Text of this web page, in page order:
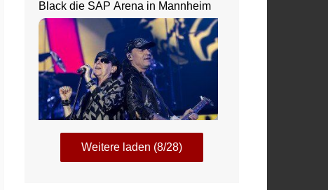
Black die SAP Arena in Mannheim
Weitere laden (8/28)